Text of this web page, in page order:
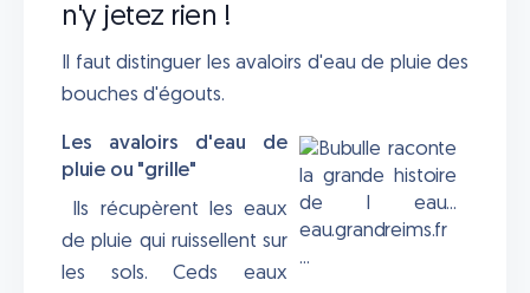
n'y jetez rien !
Il faut distinguer les avaloirs d'eau de pluie des
bouches d'égouts.
Les avaloirs d'eau de
pluie ou "grille"
Ils récupèrent les eaux
de pluie qui ruissellent sur
les sols. Ceds eaux